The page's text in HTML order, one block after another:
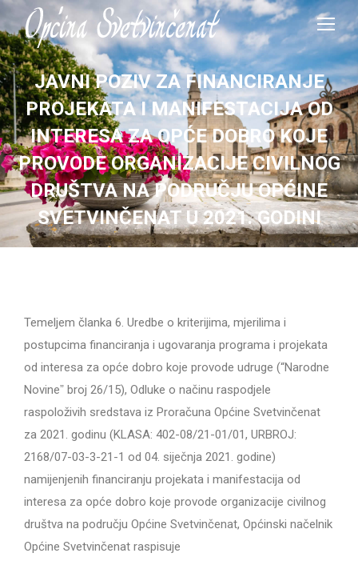
JAVNI POZIV ZA FINANCIRANJE
PROJEKATA I MANIFESTACIJA OD
INTERESA ZA OPĆE DOBRO KOJE
PROVODE ORGANIZACIJE CIVILNOG
DRUŠTVA NA PODRUČJU OPĆINE
SVETVINČENAT U 2021. GODINI
Temeljem članka 6. Uredbe o kriterijima, mjerilima i
postupcima financiranja i ugovaranja programa i projekata
od interesa za opće dobro koje provode udruge (“Narodne
Novineˮ broj 26/15), Odluke o načinu raspodjele
raspoloživih sredstava iz Proračuna Općine Svetvinčenat
za 2021. godinu (KLASA: 402-08/21-01/01, URBROJ:
2168/07-03-3-21-1 od 04. siječnja 2021. godine)
namijenjenih financiranju projekata i manifestacija od
interesa za opće dobro koje provode organizacije civilnog
društva na području Općine Svetvinčenat, Općinski načelnik
Općine Svetvinčenat raspisuje